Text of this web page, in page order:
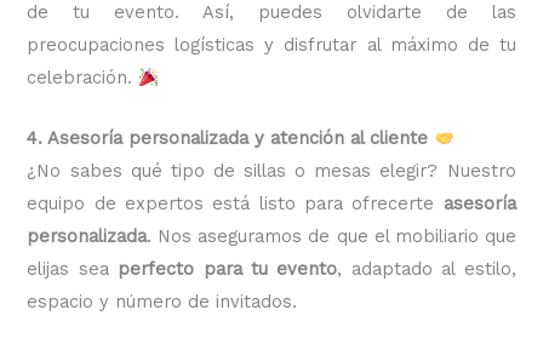
de tu evento. Así, puedes olvidarte de las
preocupaciones logísticas y disfrutar al máximo de tu
celebración.
4. Asesoría personalizada y atención al cliente
¿No sabes qué tipo de sillas o mesas elegir? Nuestro
equipo de expertos está listo para ofrecerte asesoría
personalizada. Nos aseguramos de que el mobiliario que
elijas sea perfecto para tu evento, adaptado al estilo,
espacio y número de invitados.